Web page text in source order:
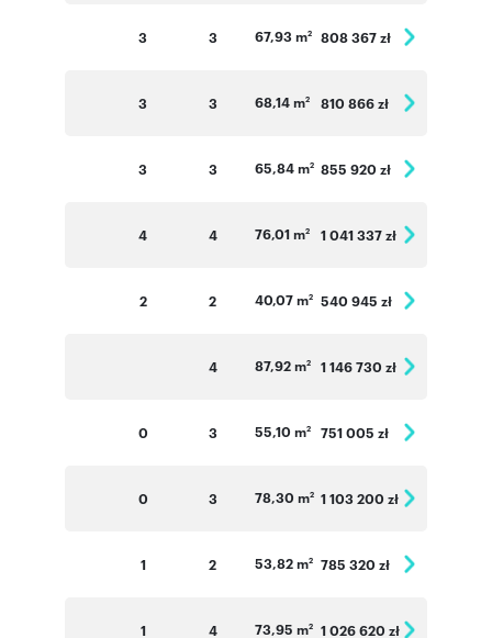
3 3 67,93 m2 808 367 zł
3 3 68,14 m2 810 866 zł
3 3 65,84 m2 855 920 zł
4 4 76,01 m2 1 041 337 zł
2 2 40,07 m2 540 945 zł
4 87,92 m2 1 146 730 zł
0 3 55,10 m2 751 005 zł
0 3 78,30 m2 1 103 200 zł
1 2 53,82 m2 785 320 zł
1 4 73,95 m2 1 026 620 zł